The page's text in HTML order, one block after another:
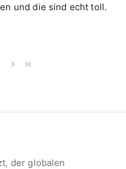
und die sind echt toll.
der globalen